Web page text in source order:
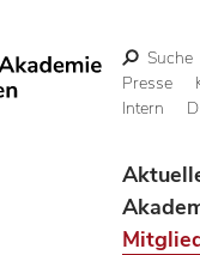
Suche
Presse
Intern